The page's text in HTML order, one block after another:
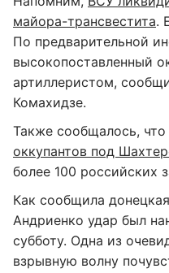
майора-трансвестита.
По предварительной
высокопоставленный
артиллеристом,
Комахидзе.
Также сообщалось, что
оккупантов под
более 100 российских
Как сообщила
Андриенко удар был
субботу. Одна из
взрывную волну